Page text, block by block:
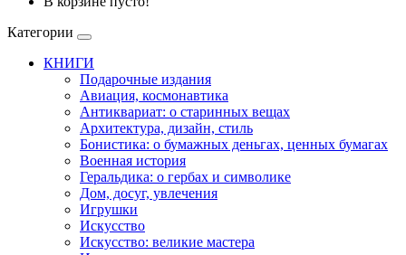
Категории
КНИГИ
Подарочные издания
Авиация, космонавтика
Антиквариат: о старинных вещах
Архитектура, дизайн, стиль
Бонистика: о бумажных деньгах, ценных бумагах
Военная история
Геральдика: о гербах и символике
Дом, досуг, увлечения
Игрушки
Искусство
Искусство: великие мастера